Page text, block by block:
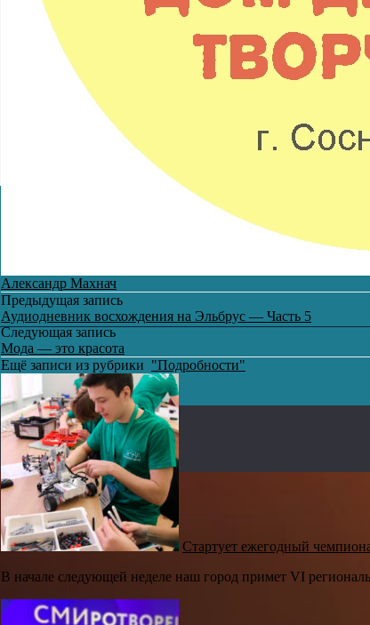
Александр Махнач
Предыдущая запись
Аудиодневник восхождения на Эльбрус — Часть 5
Следующая запись
Мода — это красота
Ещё записи из рубрики "Подробности"
Стартует ежегодный
В начале следующей неделе наш город примет VI